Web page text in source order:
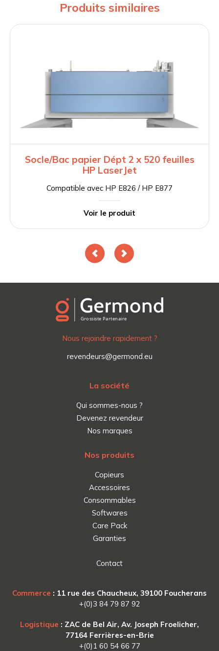
Produits similaires
Socle/Bac papier Dépt 2 x 520 feuilles
HP LaserJet
Compatible avec HP E826 / HP E877
Voir le produit
Nous rejoindre rapidement ?
revendeurs@germond.eu
La société
Qui sommes-nous ?
Devenez revendeur
Nos marques
Nos produits
Copieurs
Accessoires
Consommables
Softwares
Care Pack
Garanties
Contact
Commerce : 11 rue des Chaucheux, 39100 Foucherans
+(0)3 84 79 87 92
Logistique : ZAC de Bel Air, Av. Joseph Froelicher,
77164 Ferrières-en-Brie
+(0)1 60 54 66 77